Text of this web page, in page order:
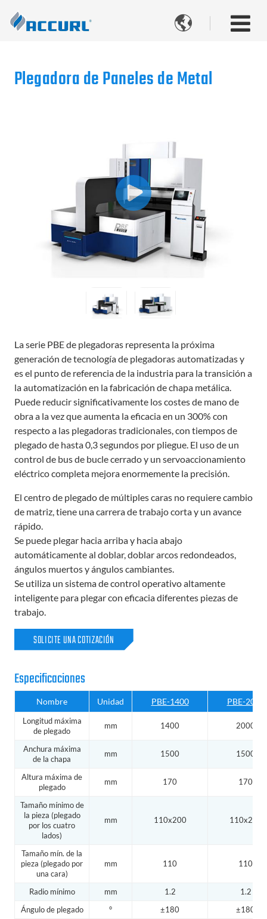

Plegadora de Paneles de Metal
La serie PBE de plegadoras representa la próxima
generación de tecnología de plegadoras automatizadas y
es el punto de referencia de la industria para la transición a
la automatización en la fabricación de chapa metálica.
Puede reducir significativamente los costes de mano de
obra a la vez que aumenta la eficacia en un 300% con
respecto a las plegadoras tradicionales, con tiempos de
plegado de hasta 0,3 segundos por pliegue. El uso de un
control de bus de bucle cerrado y un servoaccionamiento
eléctrico completa mejora enormemente la precisión.
El centro de plegado de múltiples caras no requiere cambio
de matriz, tiene una carrera de trabajo corta y un avance
rápido.
Se puede plegar hacia arriba y hacia abajo
automáticamente al doblar, doblar arcos redondeados,
ángulos muertos y ángulos cambiantes.
Se utiliza un sistema de control operativo altamente
inteligente para plegar con eficacia diferentes piezas de
trabajo.
SOLICITE UNA COTIZACIÓN
Especificaciones
Nombre Unidad PBE-1400 PBE-2000
Longitud máxima
de plegado
mm 1400 2000
Anchura máxima
de la chapa
mm 1500 1500
Altura máxima de
plegado
mm 170 170
Tamaño mínimo de
la pieza (plegado
por los cuatro
lados)
mm 110x200 110x200
Tamaño mín. de la
pieza (plegado por
una cara)
mm 110 110
Radio mínimo mm 1.2
1.2
Ángulo de plegado
° ±180
±180